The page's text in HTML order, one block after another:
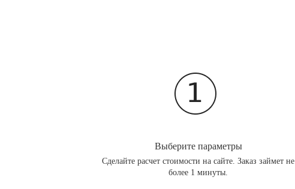
Выберите параметры
Сделайте расчет стоимости на сайте. Заказ займет не
более 1 минуты.